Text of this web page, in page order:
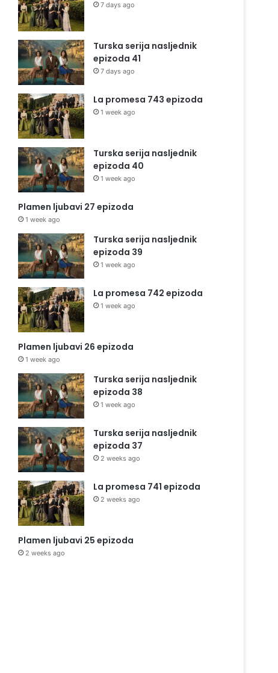
7 days ago
Turska serija nasljednik
epizoda 41
7 days ago
La promesa 743 epizoda
1 week ago
Turska serija nasljednik
epizoda 40
1 week ago
Plamen ljubavi 27 epizoda
1 week ago
Turska serija nasljednik
epizoda 39
1 week ago
La promesa 742 epizoda
1 week ago
Plamen ljubavi 26 epizoda
1 week ago
Turska serija nasljednik
epizoda 38
1 week ago
Turska serija nasljednik
epizoda 37
2 weeks ago
La promesa 741 epizoda
2 weeks ago
Plamen ljubavi 25 epizoda
2 weeks ago